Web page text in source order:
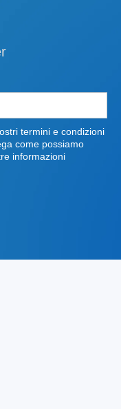
termini e condizioni
come possiamo
informazioni